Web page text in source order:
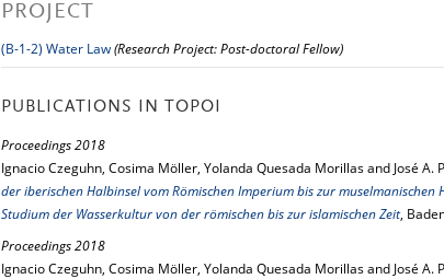
PROJECT
(B-1-2) Water Law(Research Project: Post-doctoral Fellow)
PUBLICATIONS IN TOPOI
Proceedings 2018
Ignacio Czeguhn, Cosima Möller, Yolanda Quesada Morillas and José A.
der iberischen Halbinsel vom Römischen Imperium bis zur muselmanischen
Studium der Wasserkultur von der römischen bis zur islamischen Zeit,
Proceedings 2018
Ignacio Czeguhn, Cosima Möller, Yolanda Quesada Morillas and José A.